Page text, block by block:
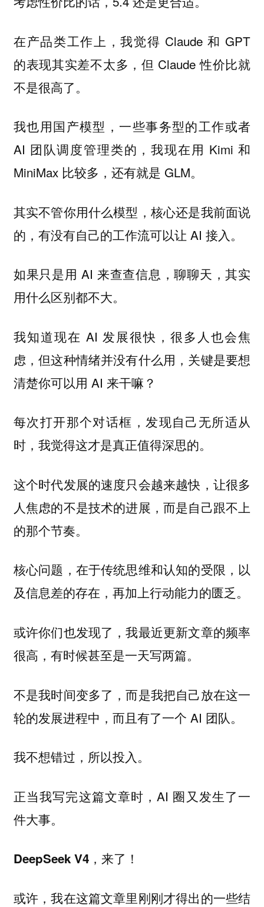
在产品类工作上，我觉得 Claude 和 GPT
的表现其实差不太多，但 Claude 性价比就
不是很高了。
我也用国产模型，一些事务型的工作或者
AI 团队调度管理类的，我现在用 Kimi 和
MiniMax 比较多，还有就是 GLM。
其实不管你用什么模型，核心还是我前面说
的，有没有自己的工作流可以让 AI 接入。
如果只是用 AI 来查查信息，聊聊天，其实
用什么区别都不大。
我知道现在 AI 发展很快，很多人也会焦
虑，但这种情绪并没有什么用，关键是要想
清楚你可以用 AI 来干嘛？
每次打开那个对话框，发现自己无所适从
时，我觉得这才是真正值得深思的。
这个时代发展的速度只会越来越快，让很多
人焦虑的不是技术的进展，而是自己跟不上
的那个节奏。
核心问题，在于传统思维和认知的受限，以
及信息差的存在，再加上行动能力的匮乏。
或许你们也发现了，我最近更新文章的频率
很高，有时候甚至是一天写两篇。
不是我时间变多了，而是我把自己放在这一
轮的发展进程中，而且有了一个 AI 团队。
我不想错过，所以投入。
正当我写完这篇文章时，AI 圈又发生了一
件大事。
DeepSeek V4，来了！
或许，我在这篇文章里刚刚才得出的一些结